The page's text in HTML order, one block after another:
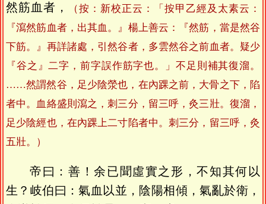
然筋血者，
（按：新校正云：「按甲乙經及太素云：
『瀉然筋血者，出其血。』楊上善云：『然筋，當是然谷
下筋。』再詳諸處，引然谷者，多雲然谷之前血者。疑少
『谷之』二字，前字誤作筋字也。」不足則補其復溜。
……然謂然谷，足少陰滎也，在內踝之前，大骨之下，陷
者中。血絡盛則瀉之，刺三分，留三呼，灸三壯。復溜，
足少陰經也，在內踝上二寸陷者中。刺三分，留三呼，灸
五壯。）
帝曰：善！余已聞虛實之形，不知其何以
生？岐伯曰：氣血以並，陰陽相傾，氣亂於衛，